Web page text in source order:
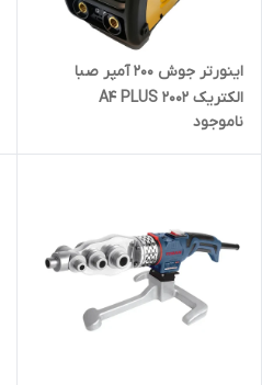
اینورتر جوش 200 آمپر صبا
الکتریک 2002 A4 PLUS
ناموجود